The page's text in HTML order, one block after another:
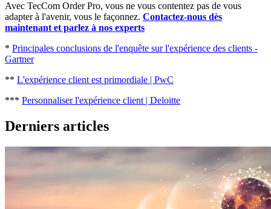
Avec TecCom Order Pro, vous ne vous contentez pas de vous
adapter à l'avenir, vous le façonnez. Contactez-nous dès
maintenant et parlez à nos experts
* Principales conclusions de l'enquête sur l'expérience des clients -
Gartner
** L'expérience client est primordiale | PwC
*** Personnaliser l'expérience client | Deloitte
Derniers articles